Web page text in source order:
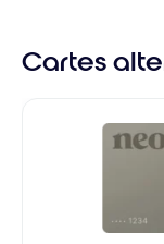
Cartes